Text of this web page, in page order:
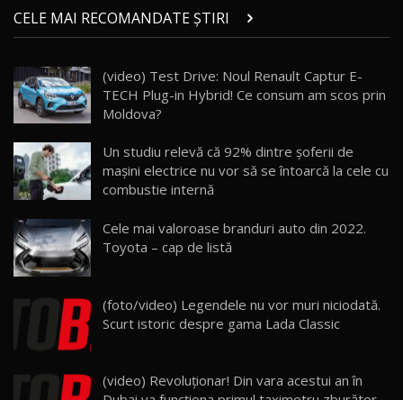
21
Micul BYD Dolphin Surf / Test Drive
AutoBlog.MD
16:59
22
Noua Mazda 6e / Test Drive AutoBlog.MD
26:59
23
Lynk & Co 01 / Test Drive AutoBlog.MD
25:19
24
ZEEKR 009: Cel mai Performant și Confortabil
Van Electric Testat în Moldova / AutoBlog.MD
26:38
mai Exclusiv și Puternic Defender Testat în
Moldova
32:21
AutoBlog.MD
10:57
CELE MAI RECOMANDATE ȘTIRI
(video) Test Drive: Noul Renault Captur E-
TECH Plug-in Hybrid! Ce consum am scos prin
Moldova?
Un studiu relevă că 92% dintre șoferii de
mașini electrice nu vor să se întoarcă la cele cu
combustie internă
Cele mai valoroase branduri auto din 2022.
Toyota – cap de listă
(foto/video) Legendele nu vor muri niciodată.
Scurt istoric despre gama Lada Classic
(video) Revoluţionar! Din vara acestui an în